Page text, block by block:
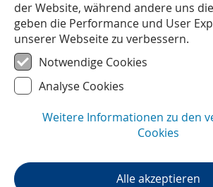
Latium
der Website, während andere uns
geben die Performance und User
unserer Webseite zu verbessern.
Notwendige Cookies
Analyse Cookies
Weitere Informationen zu den
Cookies
Alle akzeptieren